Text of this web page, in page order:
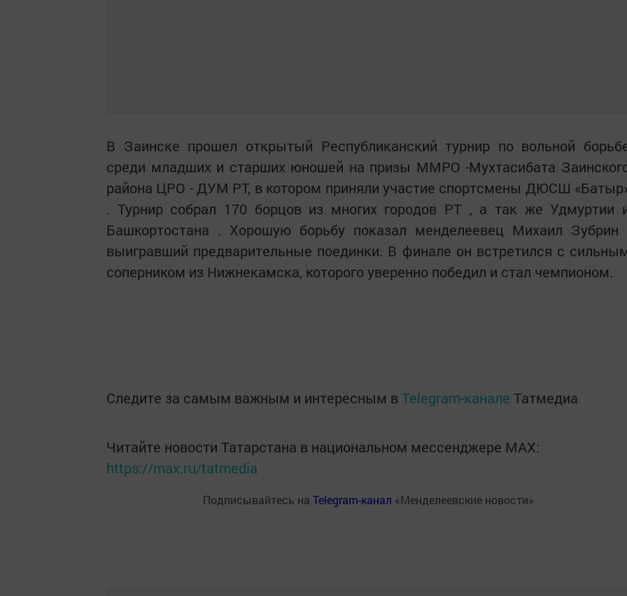
В Заинске прошел открытый Республиканский турнир по вольной
среди младших и старших юношей на призы ММРО -Мухтасибата
района ЦРО - ДУМ РТ, в котором приняли участие спортсмены ДЮСШ
. Турнир собрал 170 борцов из многих городов РТ , а так же Удмуртии
Башкортостана . Хорошую борьбу показал менделеевец Михаил Зубрин
выигравший предварительные поединки. В финале он встретился с
соперником из Нижнекамска, которого уверенно победил и стал чемпионом.
Следите за самым важным и интересным в Telegram-канале Татмедиа
Читайте новости Татарстана в национальном мессенджере MАХ:
https://max.ru/tatmedia
Подписывайтесь на Telegram-канал «Менделеевские новости»